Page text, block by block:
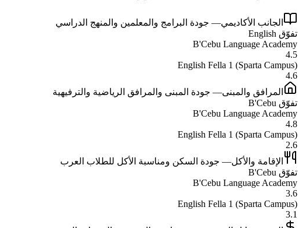
الجانب الأكاديمي— جودة البرامج والمعلمين والمنهج الدراسي
تفوّق English
B'Cebu Language Academy
4.5
English Fella 1 (Sparta Campus)
4.6
المرافق والمبنى— جودة المبنى والمرافق الرياضية والترفيهية
تفوّق B'Cebu
B'Cebu Language Academy
4.8
English Fella 1 (Sparta Campus)
2.6
الإقامة والأكل— جودة السكن ومناسبة الأكل للطلاب العرب
تفوّق B'Cebu
B'Cebu Language Academy
3.6
English Fella 1 (Sparta Campus)
3.1